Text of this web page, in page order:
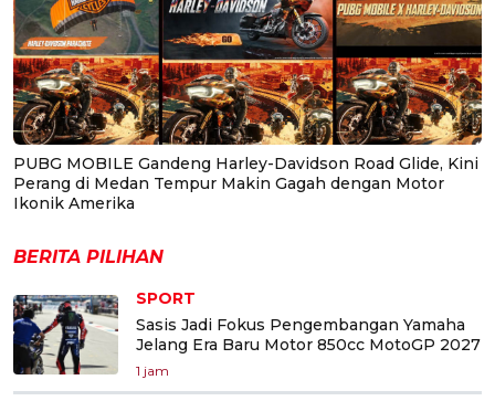
PUBG MOBILE Gandeng Harley-Davidson Road Glide, Kini
Perang di Medan Tempur Makin Gagah dengan Motor
Ikonik Amerika
BERITA PILIHAN
SPORT
Sasis Jadi Fokus Pengembangan Yamaha
Jelang Era Baru Motor 850cc MotoGP 2027
1 jam